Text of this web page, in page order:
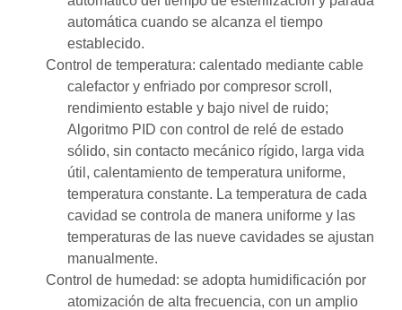
automática cuando se alcanza el tiempo
establecido.
Control de temperatura: calentado mediante cable
calefactor y enfriado por compresor scroll,
rendimiento estable y bajo nivel de ruido;
Algoritmo PID con control de relé de estado
sólido, sin contacto mecánico rígido, larga vida
útil, calentamiento de temperatura uniforme,
temperatura constante. La temperatura de cada
cavidad se controla de manera uniforme y las
temperaturas de las nueve cavidades se ajustan
manualmente.
Control de humedad: se adopta humidificación por
atomización de alta frecuencia, con un amplio